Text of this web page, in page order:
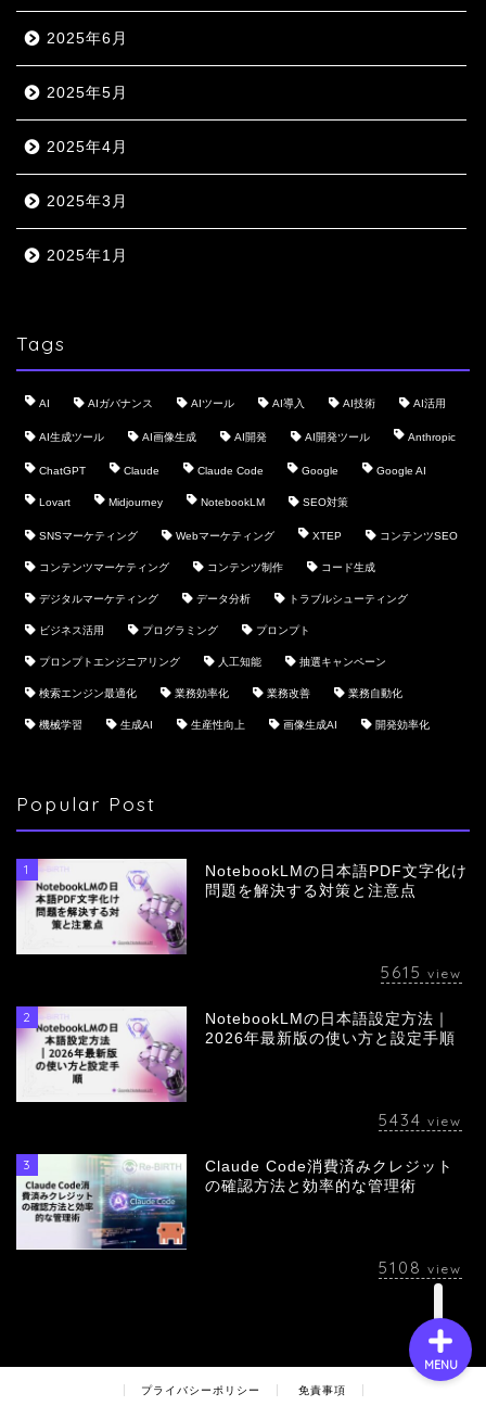
2025年6月
2025年5月
2025年4月
2025年3月
2025年1月
Tags
AI AIガバナンス AIツール AI導入 AI技術 AI活用
AI生成ツール AI画像生成 AI開発 AI開発ツール Anthropic
ChatGPT Claude Claude Code Google Google AI
Lovart Midjourney NotebookLM SEO対策
SNSマーケティング Webマーケティング XTEP コンテンツSEO
コンテンツマーケティング コンテンツ制作 コード生成
デジタルマーケティング データ分析 トラブルシューティング
ビジネス活用 プログラミング プロンプト
プロンプトエンジニアリング 人工知能 抽選キャンペーン
検索エンジン最適化 業務効率化 業務改善 業務自動化
機械学習 生成AI 生産性向上 画像生成AI 開発効率化
Popular Post
1
NotebookLMの日本語PDF文字化け
問題を解決する対策と注意点
5615 view
2
NotebookLMの日本語設定方法｜
2026年最新版の使い方と設定手順
5434 view
3
Claude Code消費済みクレジット
の確認方法と効率的な管理術
5108 view
プライバシーポリシー 免責事項
MENU
会社概要
採用情報